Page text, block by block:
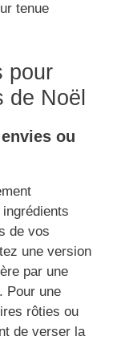
tenue
pour
de Noël
ou
de vos
une version
par une
Pour une
rôties ou
de verser la